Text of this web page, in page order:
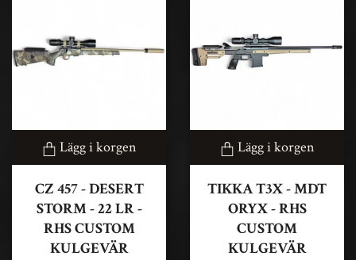
Lägg i korgen
CZ 457 - DESERT
STORM - 22 LR -
RHS CUSTOM
KULGEVÄR
Lägg i korgen
TIKKA T3X - MDT
ORYX - RHS
CUSTOM
KULGEVÄR